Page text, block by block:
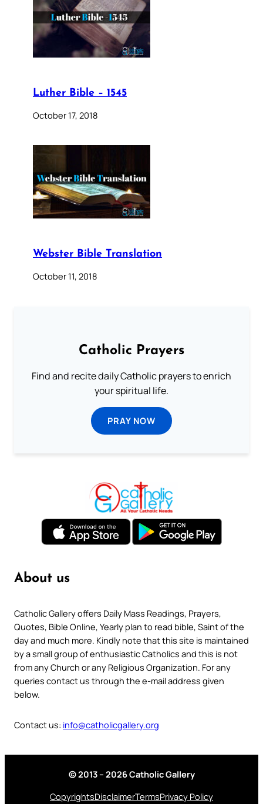
Luther Bible – 1545
October 17, 2018
Webster Bible Translation
October 11, 2018
Catholic Prayers
Find and recite daily Catholic prayers to enrich
your spiritual life.
PRAY NOW
About us
Catholic Gallery offers Daily Mass Readings, Prayers,
Quotes, Bible Online, Yearly plan to read bible, Saint of the
day and much more. Kindly note that this site is maintained
by a small group of enthusiastic Catholics and this is not
from any Church or any Religious Organization. For any
queries contact us through the e-mail address given
below.
Contact us: info@catholicgallery.org
© 2013 – 2026 Catholic Gallery
CopyrightsDisclaimerTermsPrivacy Policy